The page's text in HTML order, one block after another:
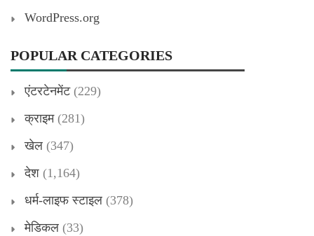
WordPress.org
POPULAR CATEGORIES
एंटरटेनमेंट(229)
क्राइम(281)
खेल (347)
देश (1,164)
धर्म-लाइफ स्टाइल (378)
मेडिकल (33)